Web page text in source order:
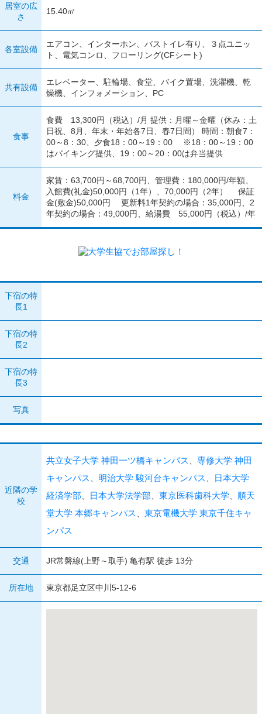
居室の広
さ
15.40㎡
各室設備
エアコン、インターホン、バストイレ有り、３点ユニッ
ト、電気コンロ、フローリング(CFシート)
共有設備
エレベーター、駐輪場、食堂、バイク置場、洗濯機、乾
燥機、インフォメーション、PC
食事
食費 13,300円（税込）/月 提供：月曜～金曜（休み：土
日祝、8月、年末・年始各7日、春7日間） 時間：朝食7：
00～8：30、夕食18：00～19：00 ※18：00～19：00
はバイキング提供、19：00～20：00は弁当提供
料金
家賃：63,700円～68,700円、管理費：180,000円/年額、
入館費(礼金)50,000円（1年）、70,000円（2年） 保証
金(敷金)50,000円 更新料1年契約の場合：35,000円、2
年契約の場合：49,000円、給湯費 55,000円（税込）/年
下宿の特
長1
下宿の特
長2
下宿の特
長3
写真
近隣の学
校
共立女子大学 神田一ツ橋キャンパス
専修大学 神田
キャンパス
明治大学 駿河台キャンパス
日本大学
経済学部
日本大学法学部 東京医科歯科大学
順天
堂大学 本郷キャンパス
東京電機大学 東京千住キャ
ンパス
交通 JR常磐線(上野～取手) 亀有駅 徒歩 13分
所在地 東京都足立区中川5-12-6